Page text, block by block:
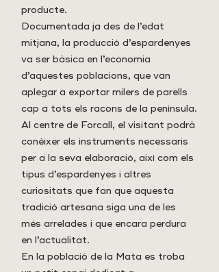
producte.
Documentada ja des de l’edat
mitjana, la producció d’espardenyes
va ser bàsica en l’economia
d’aquestes poblacions, que van
aplegar a exportar milers de parells
cap a tots els racons de la península.
Al centre de Forcall, el visitant podrà
conèixer els instruments necessaris
per a la seva elaboració, així com els
tipus d’espardenyes i altres
curiositats que fan que aquesta
tradició artesana siga una de les
més arrelades i que encara perdura
en l’actualitat.
En la població de la Mata es troba